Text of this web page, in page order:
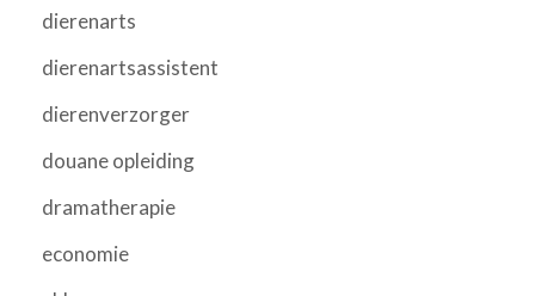
dierenarts
dierenartsassistent
dierenverzorger
douane opleiding
dramatherapie
economie